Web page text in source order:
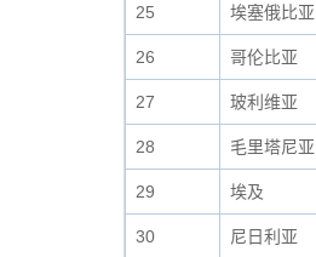
25 埃塞俄比亚
26 哥伦比亚
27 玻利维亚
28 毛里塔尼亚
29 埃及
30 尼日利亚